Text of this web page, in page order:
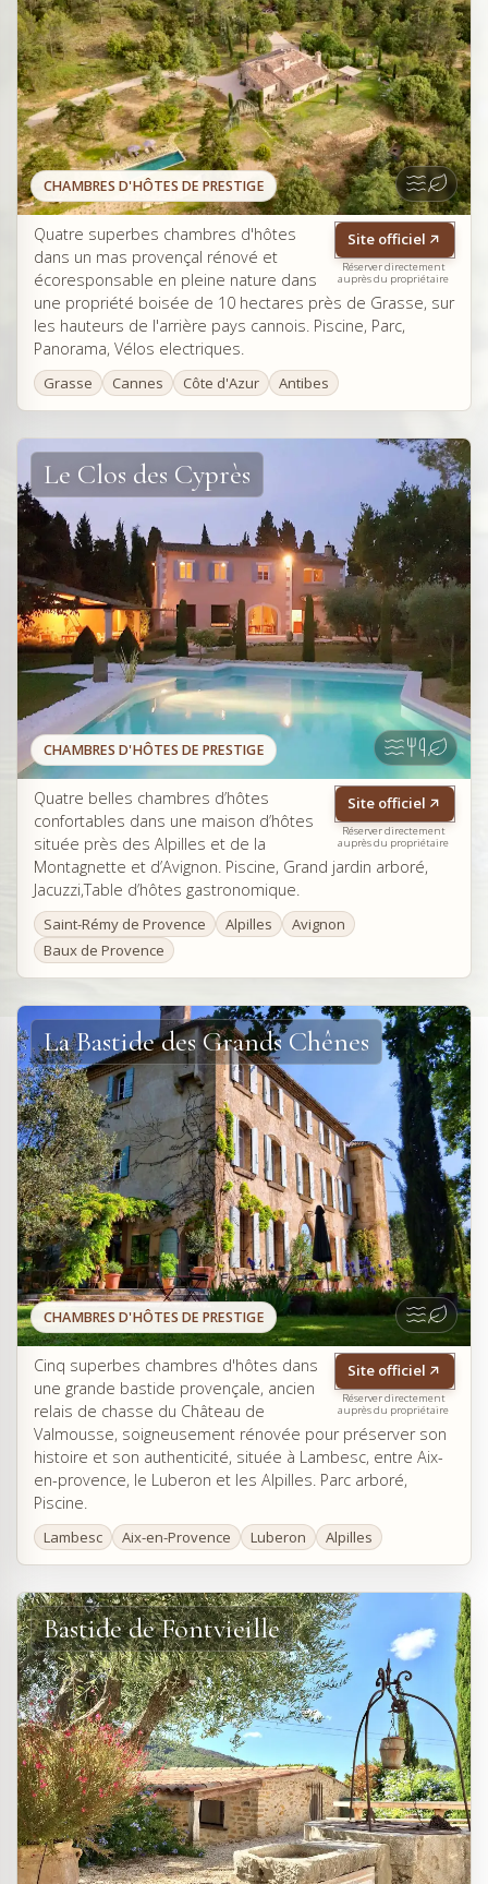
CHAMBRES D'HÔTES DE PRESTIGE
Site officiel
Réserver directement
auprès du propriétaire
Quatre superbes chambres d'hôtes
dans un mas provençal rénové et
écoresponsable en pleine nature dans
une propriété boisée de 10 hectares près de Grasse, sur
les hauteurs de l'arrière pays cannois. Piscine, Parc,
Panorama, Vélos electriques.
Grasse Cannes Côte d'Azur Antibes
CHAMBRES D'HÔTES DE PRESTIGE
Le Clos des Cyprès
Site officiel
Réserver directement
auprès du propriétaire
Quatre belles chambres d’hôtes
confortables dans une maison d’hôtes
située près des Alpilles et de la
Montagnette et d’Avignon. Piscine, Grand jardin arboré,
Jacuzzi,Table d’hôtes gastronomique.
Saint-Rémy de Provence Alpilles
Avignon
Baux de Provence
CHAMBRES D'HÔTES DE PRESTIGE
La Bastide des Grands Chênes
Site officiel
Réserver directement
auprès du propriétaire
Cinq superbes chambres d'hôtes dans
une grande bastide provençale, ancien
relais de chasse du Château de
Valmousse, soigneusement rénovée pour préserver son
histoire et son authenticité, située à Lambesc, entre Aix-
en-provence, le Luberon et les Alpilles. Parc arboré,
Piscine.
Lambesc Aix-en-Provence Luberon Alpilles
Bastide de Fontvieille